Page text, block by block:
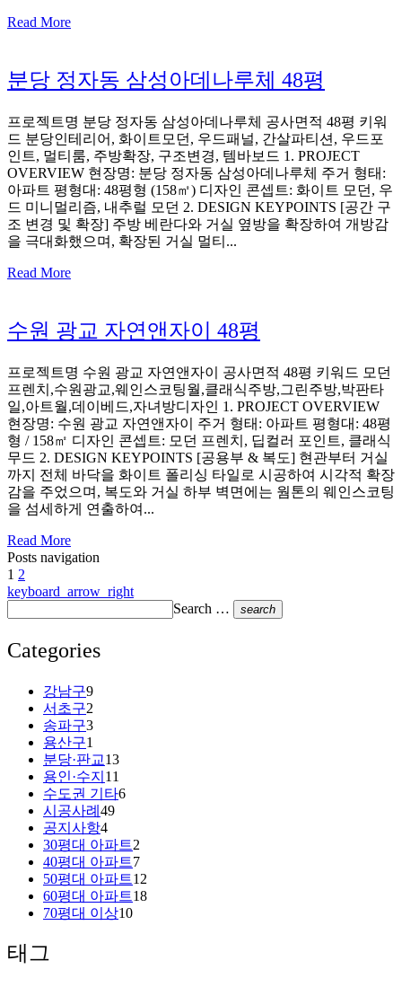
Read More
분당 정자동 삼성아데나루체 48평
프로젝트명 분당 정자동 삼성아데나루체 공사면적 48평 키워
드 분당인테리어, 화이트모던, 우드패널, 간살파티션, 우드포
인트, 멀티룸, 주방확장, 구조변경, 템바보드 1. PROJECT
OVERVIEW 현장명: 분당 정자동 삼성아데나루체 주거 형태:
아파트 평형대: 48평형 (158㎡) 디자인 콘셉트: 화이트 모던, 우
드 미니멀리즘, 내추럴 모던 2. DESIGN KEYPOINTS [공간 구
조 변경 및 확장] 주방 베란다와 거실 옆방을 확장하여 개방감
을 극대화했으며, 확장된 거실 멀티...
Read More
수원 광교 자연앤자이 48평
프로젝트명 수원 광교 자연앤자이 공사면적 48평 키워드 모던
프렌치,수원광교,웨인스코팅월,클래식주방,그린주방,박판타
일,아트월,데이베드,자녀방디자인 1. PROJECT OVERVIEW
현장명: 수원 광교 자연앤자이 주거 형태: 아파트 평형대: 48평
형 / 158㎡ 디자인 콘셉트: 모던 프렌치, 딥컬러 포인트, 클래식
무드 2. DESIGN KEYPOINTS [공용부 & 복도] 현관부터 거실
까지 전체 바닥을 화이트 폴리싱 타일로 시공하여 시각적 확장
감을 주었으며, 복도와 거실 하부 벽면에는 웜톤의 웨인스코팅
을 섬세하게 연출하여...
Read More
Posts navigation
1 2
keyboard_arrow_right
Search …
search
Categories
강남구9
서초구2
송파구3
용산구1
분당·판교13
용인·수지 11
수도권 기타6
시공사례 49
공지사항4
30평대 아파트2
40평대 아파트7
50평대 아파트12
60평대 아파트18
70평대 이상10
태그